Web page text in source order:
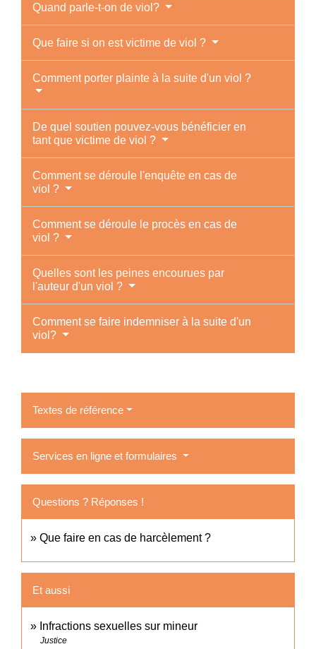
Quand parle-t-on de viol?
Que faire si on est victime de viol ?
Comment porter plainte à la suite d'un viol ?
De quel soutien pouvez-vous bénéficier en
tant que victime de viol ?
Comment se déroule l'enquête en cas de
viol ?
Comment se déroule le procès en cas de
viol ?
Quelles sont les peines encourues par
l'auteur d'un viol ?
Comment se faire indemniser à la suite d'un
viol?
Textes de référence
Services en ligne et formulaires
Questions ? Réponses !
Que faire en cas de harcèlement ?
Et aussi
Infractions sexuelles sur mineur
Justice